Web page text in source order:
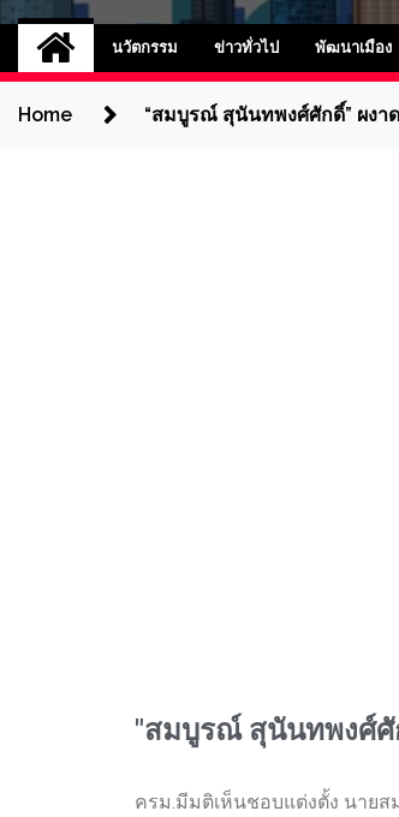
UCD
NEW
นวัตกรรม ข่าวทั่วไป พัฒนาเมือง
Home “สมบูรณ์ สุนันทพงศ์ศักดิ์” ผงา
"สมบูรณ์ สุนันทพงศ์ศั
ครม.มีมติเห็นชอบแต่งตั้ง นาย